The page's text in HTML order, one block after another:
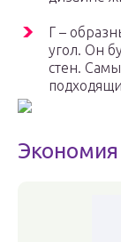
Г –
угол. Он
стен.
Экономия